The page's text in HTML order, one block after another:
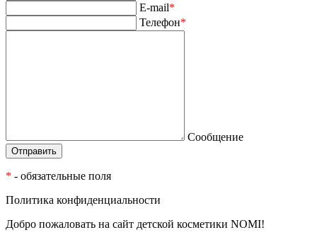
E-mail*
Телефон*
Сообщение
* - обязательные поля
Политика конфиденциальности
Добро пожаловать на сайт детской косметики NOMI!